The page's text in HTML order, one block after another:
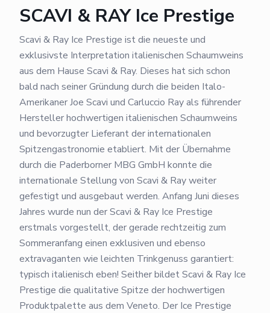
SCAVI & RAY Ice Prestige
Scavi & Ray Ice Prestige ist die neueste und
exklusivste Interpretation italienischen Schaumweins
aus dem Hause Scavi & Ray. Dieses hat sich schon
bald nach seiner Gründung durch die beiden Italo-
Amerikaner Joe Scavi und Carluccio Ray als führender
Hersteller hochwertigen italienischen Schaumweins
und bevorzugter Lieferant der internationalen
Spitzengastronomie etabliert. Mit der Übernahme
durch die Paderborner MBG GmbH konnte die
internationale Stellung von Scavi & Ray weiter
gefestigt und ausgebaut werden. Anfang Juni dieses
Jahres wurde nun der Scavi & Ray Ice Prestige
erstmals vorgestellt, der gerade rechtzeitig zum
Sommeranfang einen exklusiven und ebenso
extravaganten wie leichten Trinkgenuss garantiert:
typisch italienisch eben! Seither bildet Scavi & Ray Ice
Prestige die qualitative Spitze der hochwertigen
Produktpalette aus dem Veneto. Der Ice Prestige